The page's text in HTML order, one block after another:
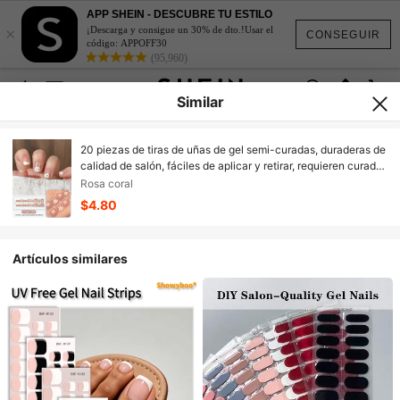
CONSEGUIR
×
APP SHEIN - DESCUBRE TU ESTILO
¡Descarga y consigue un 30% de dto.!Usar el
código: APPOFF30
(95,960)
Similar
20 piezas de tiras de uñas de gel semi-curadas, duraderas de
calidad de salón, fáciles de aplicar y retirar, requieren curado
con lámpara UV
Rosa coral
$4.80
Artículos similares